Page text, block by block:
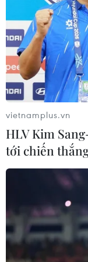
Hiện tượng sụt
thông được ghi
huyện Mỹ Đức
chính quyền địa
vietnamplus.vn
HLV Kim
tới chiến